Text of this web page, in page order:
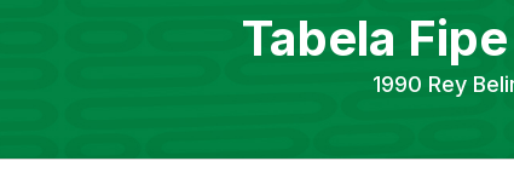
Tabela Fipe
1990 Rey